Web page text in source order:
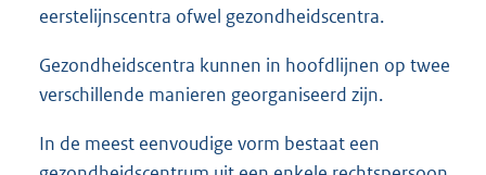
eerstelijnscentra ofwel gezondheidscentra.
Gezondheidscentra kunnen in hoofdlijnen op twee
verschillende manieren georganiseerd zijn.
In de meest eenvoudige vorm bestaat een